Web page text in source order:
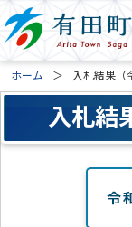
ホーム 入札結果（
入札結